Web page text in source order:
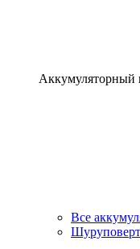
Аккумуляторный
Все